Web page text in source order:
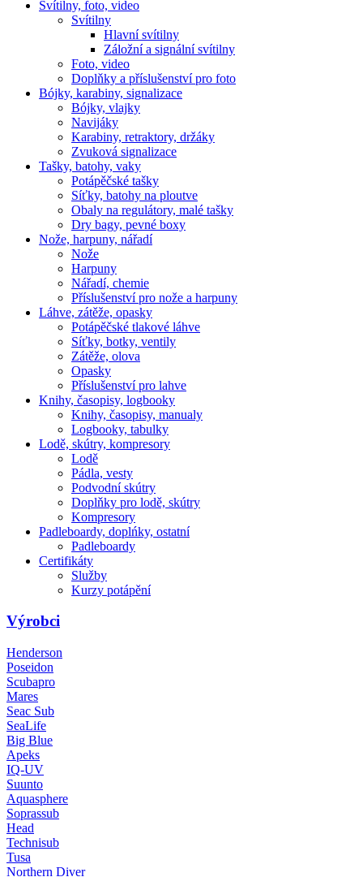
Svítilny, foto, video
Svítilny
Hlavní svítilny
Záložní a signální svítilny
Foto, video
Doplňky a příslušenství pro foto
Bójky, karabiny, signalizace
Bójky, vlajky
Navijáky
Karabiny, retraktory, držáky
Zvuková signalizace
Tašky, batohy, vaky
Potápěčské tašky
Síťky, batohy na ploutve
Obaly na regulátory, malé tašky
Dry bagy, pevné boxy
Nože, harpuny, nářadí
Nože
Harpuny
Nářadí, chemie
Příslušenství pro nože a harpuny
Láhve, zátěže, opasky
Potápěčské tlakové láhve
Síťky, botky, ventily
Zátěže, olova
Opasky
Příslušenství pro lahve
Knihy, časopisy, logbooky
Knihy, časopisy, manualy
Logbooky, tabulky
Lodě, skútry, kompresory
Lodě
Pádla, vesty
Podvodní skútry
Doplňky pro lodě, skútry
Kompresory
Padleboardy, doplńky, ostatní
Padleboardy
Certifikáty
Služby
Kurzy potápění
Výrobci
Henderson
Poseidon
Scubapro
Mares
Seac Sub
SeaLife
Big Blue
Apeks
IQ-UV
Suunto
Aquasphere
Soprassub
Head
Technisub
Tusa
Northern Diver